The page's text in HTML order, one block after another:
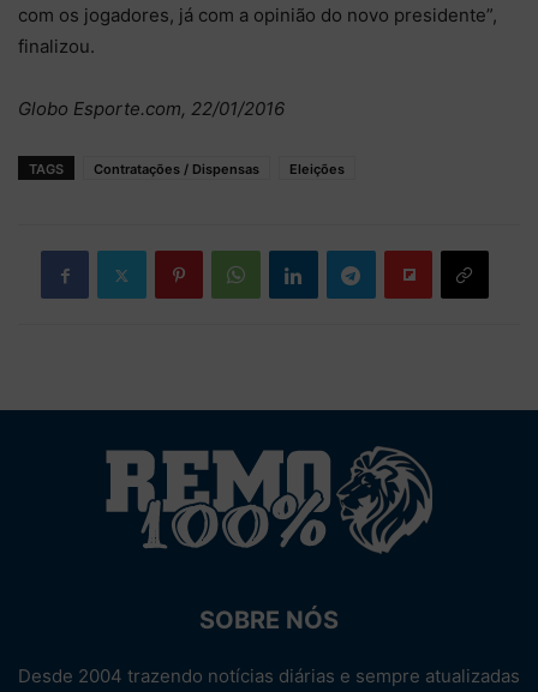
com os jogadores, já com a opinião do novo presidente”,
finalizou.
Globo Esporte.com, 22/01/2016
TAGS Contratações / Dispensas Eleições
SOBRE NÓS
Desde 2004 trazendo notícias diárias e sempre atualizadas